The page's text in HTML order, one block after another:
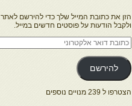
הזן את כתובת המייל שלך כדי להירשם לאתר
ולקבל הודעות על פוסטים חדשים במייל.
כתובת
דואר
אלקטרוני
להירשם
הצטרפו ל 239 מנויים נוספים